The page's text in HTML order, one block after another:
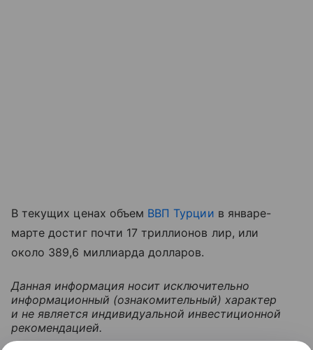
В текущих ценах объем ВВП Турции в январе-
марте достиг почти 17 триллионов лир, или
около 389,6 миллиарда долларов.
Данная информация носит исключительно
информационный (ознакомительный) характер
и не является индивидуальной инвестиционной
рекомендацией.